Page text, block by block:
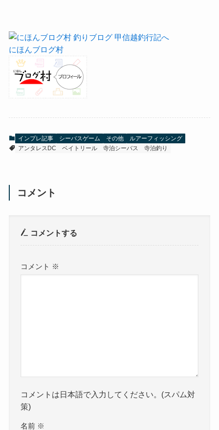
にほんブログ村
インプレ記事 シーバスゲーム その他
ルアーフィッシング
アンタレスDC
ベイトリール 寺泊シーバス 寺泊釣り
コメント
コメントする
コメント ※
コメントは日本語で入力してください。(スパム対
策)
名前 ※